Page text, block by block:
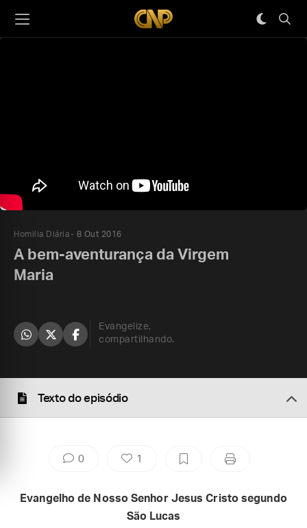
Homilia Diária 8 Out 2016
A bem-aventurança da Virgem
Maria
Evangelize,
compartilhando.
Texto do episódio
0 1
Evangelho de Nosso Senhor Jesus Cristo segundo
São Lucas